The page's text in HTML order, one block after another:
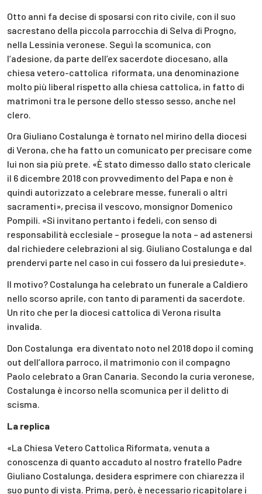
Otto anni fa decise di sposarsi con rito civile, con il suo
sacrestano della piccola parrocchia di Selva di Progno,
nella Lessinia veronese. Seguì la scomunica, con
l’adesione, da parte dell’ex sacerdote diocesano, alla
chiesa vetero-cattolica riformata, una denominazione
molto più liberal rispetto alla chiesa cattolica, in fatto di
matrimoni tra le persone dello stesso sesso, anche nel
clero.
Ora Giuliano Costalunga è tornato nel mirino della diocesi
di Verona, che ha fatto un comunicato per precisare come
lui non sia più prete. «È stato dimesso dallo stato clericale
il 6 dicembre 2018 con provvedimento del Papa e non è
quindi autorizzato a celebrare messe, funerali o altri
sacramenti», precisa il vescovo, monsignor Domenico
Pompili. «Si invitano pertanto i fedeli, con senso di
responsabilità ecclesiale – prosegue la nota – ad astenersi
dal richiedere celebrazioni al sig. Giuliano Costalunga e dal
prendervi parte nel caso in cui fossero da lui presiedute».
Il motivo? Costalunga ha celebrato un funerale a Caldiero
nello scorso aprile, con tanto di paramenti da sacerdote.
Un rito che per la diocesi cattolica di Verona risulta
invalida.
Don Costalunga era diventato noto nel 2018 dopo il coming
out dell’allora parroco, il matrimonio con il compagno
Paolo celebrato a Gran Canaria. Secondo la curia veronese,
Costalunga è incorso nella scomunica per il delitto di
scisma.
La replica
«La Chiesa Vetero Cattolica Riformata, venuta a
conoscenza di quanto accaduto al nostro fratello Padre
Giuliano Costalunga, desidera esprimere con chiarezza il
suo punto di vista. Prima, però, è necessario ricapitolare i